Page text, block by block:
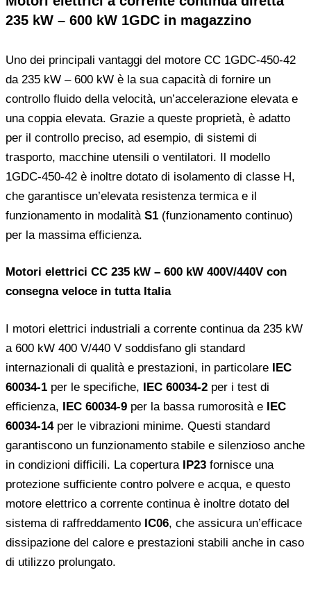
235 kW – 600 kW 1GDC in magazzino
Uno dei principali vantaggi del motore CC 1GDC-450-42
da 235 kW – 600 kW è la sua capacità di fornire un
controllo fluido della velocità, un’accelerazione elevata e
una coppia elevata. Grazie a queste proprietà, è adatto
per il controllo preciso, ad esempio, di sistemi di
trasporto, macchine utensili o ventilatori. Il modello
1GDC-450-42 è inoltre dotato di isolamento di classe H,
che garantisce un’elevata resistenza termica e il
funzionamento in modalità S1 (funzionamento continuo)
per la massima efficienza.
Motori elettrici CC 235 kW – 600 kW 400V/440V con
consegna veloce in tutta Italia
I motori elettrici industriali a corrente continua da 235 kW
a 600 kW 400 V/440 V soddisfano gli standard
internazionali di qualità e prestazioni, in particolare IEC
60034-1 per le specifiche, IEC 60034-2 per i test di
efficienza, IEC 60034-9 per la bassa rumorosità e IEC
60034-14per le vibrazioni minime. Questi standard
garantiscono un funzionamento stabile e silenzioso anche
in condizioni difficili. La copertura IP23 fornisce una
protezione sufficiente contro polvere e acqua, e questo
motore elettrico a corrente continua è inoltre dotato del
sistema di raffreddamento IC06, che assicura un’efficace
dissipazione del calore e prestazioni stabili anche in caso
di utilizzo prolungato.